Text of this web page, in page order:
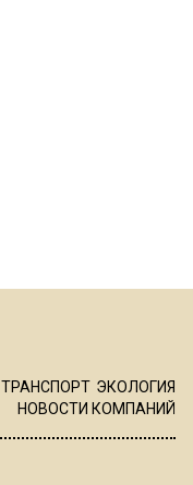
ТРАНСПОРТ ЭКОЛОГИЯ
НОВОСТИ КОМПАНИЙ